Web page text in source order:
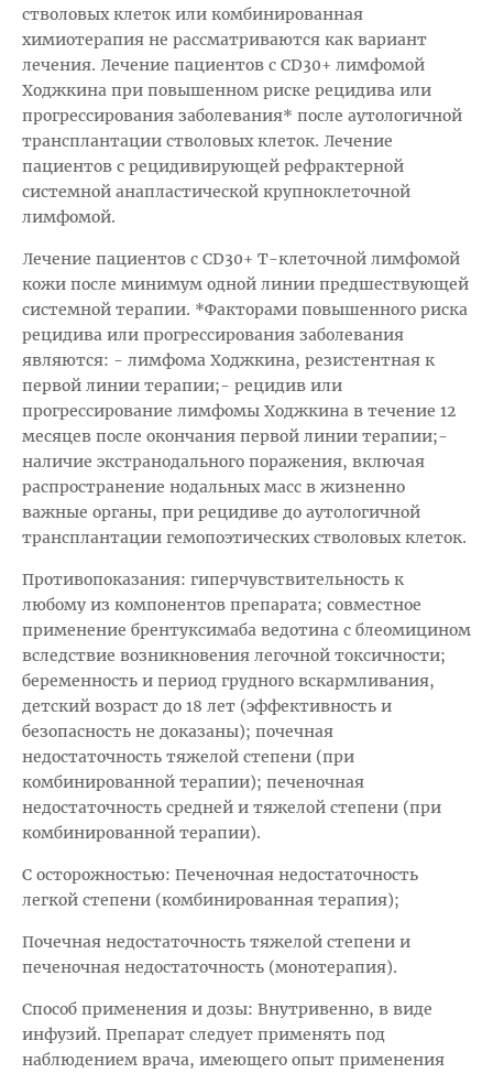
стволовых клеток или комбинированная
химиотерапия не рассматриваются как вариант
лечения. Лечение пациентов с CD30+ лимфомой
Ходжкина при повышенном риске рецидива или
прогрессирования заболевания* после аутологичной
трансплантации стволовых клеток. Лечение
пациентов с рецидивирующей рефрактерной
системной анапластической крупноклеточной
лимфомой.
Лечение пациентов с CD30+ Т-клеточной лимфомой
кожи после минимум одной линии предшествующей
системной терапии. *Факторами повышенного риска
рецидива или прогрессирования заболевания
являются: - лимфома Ходжкина, резистентная к
первой линии терапии;- рецидив или
прогрессирование лимфомы Ходжкина в течение 12
месяцев после окончания первой линии терапии;-
наличие экстранодального поражения, включая
распространение нодальных масс в жизненно
важные органы, при рецидиве до аутологичной
трансплантации гемопоэтических стволовых клеток.
Противопоказания: гиперчувствительность к
любому из компонентов препарата; совместное
применение брентуксимаба ведотина с блеомицином
вследствие возникновения легочной токсичности;
беременность и период грудного вскармливания,
детский возраст до 18 лет (эффективность и
безопасность не доказаны); почечная
недостаточность тяжелой степени (при
комбинированной терапии); печеночная
недостаточность средней и тяжелой степени (при
комбинированной терапии).
С осторожностью: Печеночная недостаточность
легкой степени (комбинированная терапия);
Почечная недостаточность тяжелой степени и
печеночная недостаточность (монотерапия).
Способ применения и дозы: Внутривенно, в виде
инфузий. Препарат следует применять под
наблюдением врача, имеющего опыт применения